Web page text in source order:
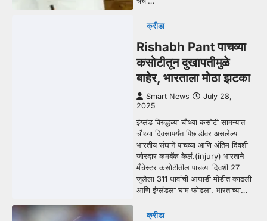
क्रीडा
Rishabh Pant पाचव्या
कसोटीतून दुखापतीमुळे
बाहेर, भारताला मोठा झटका
Smart News
July 28,
2025
इंग्लंड विरुद्धच्या चौथ्या कसोटी सामन्यात
चौथ्या दिवसापर्यंत पिछाडीवर असलेल्या
भारतीय संघाने पाचव्या आणि अंतिम दिवशी
जोरदार कमबॅक केलं.(injury) भारताने
मँचेस्टर कसोटीतील पाचव्या दिवशी 27
जुलैला 311 धावांची आघाडी मोडीत काढली
आणि इंग्लंडला घाम फोडला. भारताच्या…
क्रीडा